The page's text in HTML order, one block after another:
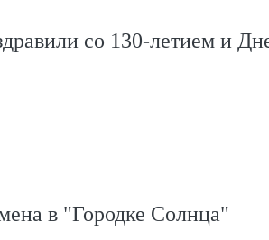
со 130-летием и
в "Городке Солнца"